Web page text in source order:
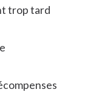
trop tard